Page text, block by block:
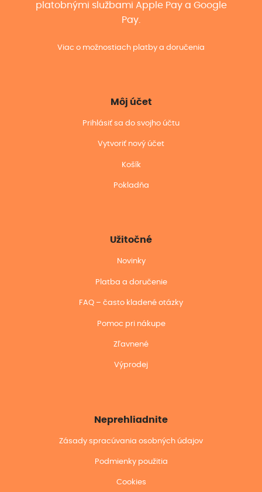
platobnými službami Apple Pay a Google
Pay.
Viac o možnostiach platby a doručenia
Môj účet
Prihlásiť sa do svojho účtu
Vytvoriť nový účet
Košík
Pokladňa
Užitočné
Novinky
Platba a doručenie
FAQ – často kladené otázky
Pomoc pri nákupe
Zľavnené
Výprodej
Neprehliadnite
Zásady spracúvania osobných údajov
Podmienky použitia
Cookies